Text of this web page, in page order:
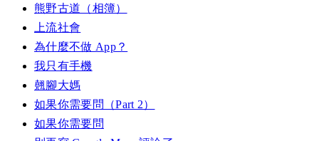
熊野古道（相簿）
上流社會
為什麼不做 App？
我只有手機
翹腳大媽
如果你需要問（Part 2）
如果你需要問